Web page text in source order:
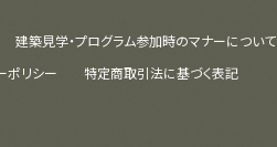
建築見学・プログラム参加時のマナーについて
ポリシー
特定商取引法に基づく表記